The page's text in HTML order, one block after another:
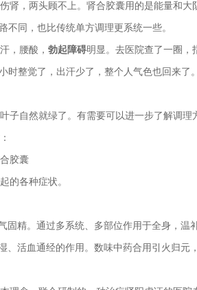
肾，两头顾不上。肾合胶囊用的是能量和大
同，也比传统单方调理更系统一些。
，腰酸， 勃起障碍明显。去医院查了一圈，
整觉了，出汗少了，整个人气色也回来了
子自然就绿了。有需要可以进一步了解调理
胶囊
的各种症状。
精。通过多系统、多部位作用于全身，温
活血通经的作用。数味中药合用引火归元